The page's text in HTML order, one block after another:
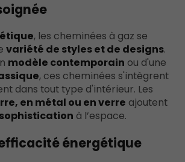
, les cheminées à gaz se
variété de styles et de designs.
modèle contemporain ou d'une
, ces cheminées s'intègrent
dans tout type d'intérieur. Les
en métal ou en verre ajoutent
à l’espace.
énergétique